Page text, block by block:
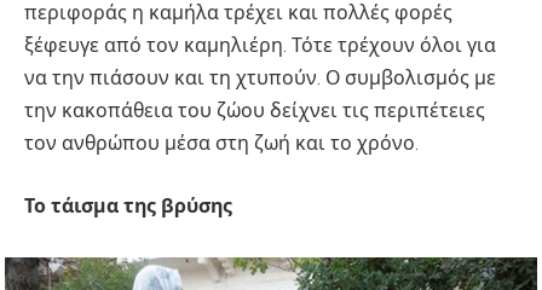
περιφοράς η καμήλα τρέχει και πολλές φορές
ξέφευγε από τον καμηλιέρη. Τότε τρέχουν όλοι για
να την πιάσουν και τη χτυπούν. Ο συμβολισμός με
την κακοπάθεια του ζώου δείχνει τις περιπέτειες
τον ανθρώπου μέσα στη ζωή και το χρόνο.
Το τάισμα της βρύσης